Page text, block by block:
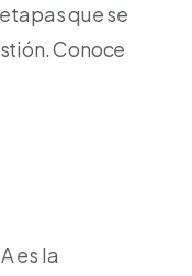
que se
Conoce
es la